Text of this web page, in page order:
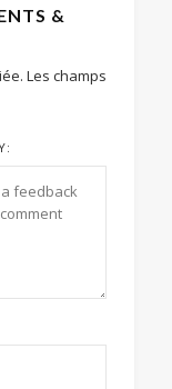
&
Les champs